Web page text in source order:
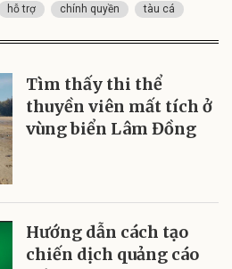
hỗ trợ chính quyền tàu cá
Tìm thấy thi thể
thuyền viên mất tích ở
vùng biển Lâm Đồng
Hướng dẫn cách tạo
chiến dịch quảng cáo